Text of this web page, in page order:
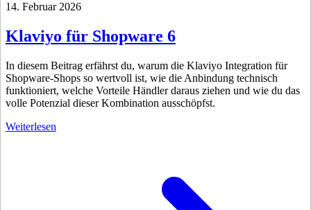
14. Februar 2026
Klaviyo für Shopware 6
In diesem Beitrag erfährst du, warum die Klaviyo Integration für
Shopware-Shops so wertvoll ist, wie die Anbindung technisch
funktioniert, welche Vorteile Händler daraus ziehen und wie du das
volle Potenzial dieser Kombination ausschöpfst.
Weiterlesen